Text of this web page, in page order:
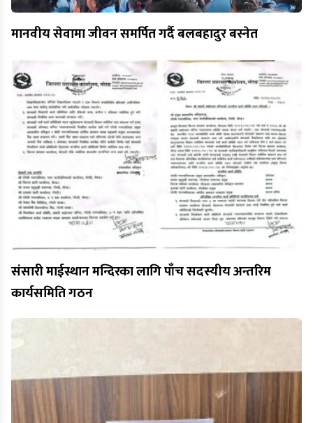
मानवीय सेवामा जीवन समर्पित गर्दै बलबहादुर बस्नेत
संसारी माईस्थान मन्दिरका लागि पाँच सदस्यीय अन्तरिम
कार्यसमिति गठन